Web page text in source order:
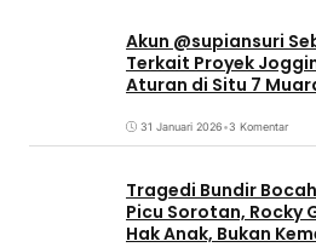
Akun @supiansuri
Terkait Proyek
Aturan di Situ 7
31 Januari 2026•3 Komentar
Tragedi Bundir Bocah
Picu Sorotan, Rocky
Hak Anak, Bukan